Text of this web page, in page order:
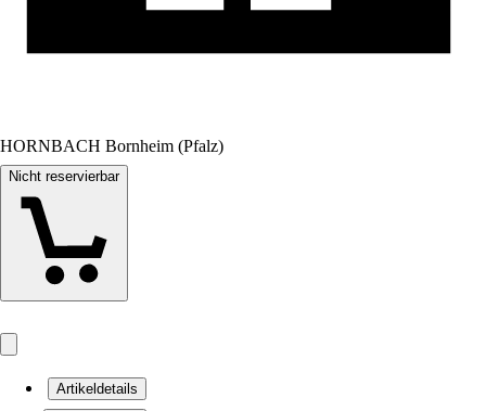
HORNBACH Bornheim (Pfalz)
Nicht reservierbar
Artikeldetails